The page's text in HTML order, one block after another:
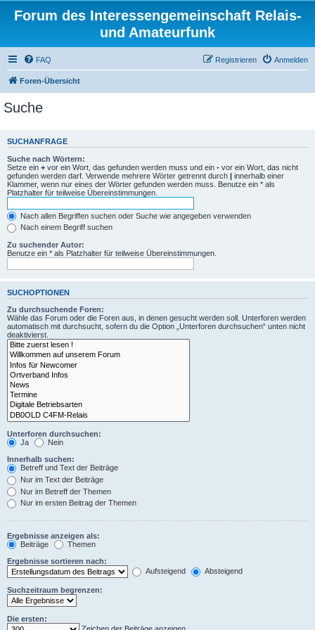
Forum des Interessengemeinschaft Relais-
und Amateurfunk
FAQ Anmelden
Registrieren
Foren-Übersicht
Suche
SUCHANFRAGE
Suche nach Wörtern:
Setze ein + vor ein Wort, das gefunden werden muss und ein - vor ein Wort, das nicht
gefunden werden darf. Verwende mehrere Wörter getrennt durch | innerhalb einer
Klammer, wenn nur eines der Wörter gefunden werden muss. Benutze ein * als
Platzhalter für teilweise Übereinstimmungen.
Nach allen Begriffen suchen oder Suche wie angegeben verwenden
Nach einem Begriff suchen
Zu suchender Autor:
Benutze ein * als Platzhalter für teilweise Übereinstimmungen.
SUCHOPTIONEN
Zu durchsuchende Foren:
Wähle das Forum oder die Foren aus, in denen gesucht werden soll. Unterforen werden
automatisch mit durchsucht, sofern du die Option „Unterforen durchsuchen“ unten nicht
deaktivierst.
Unterforen durchsuchen:
Ja
Nein
Innerhalb suchen:
Betreff und Text der Beiträge
Nur im Text der Beiträge
Nur im Betreff der Themen
Nur im ersten Beitrag der Themen
Ergebnisse anzeigen als:
Beiträge
Themen
Ergebnisse sortieren nach:
Aufsteigend
Absteigend
Suchzeitraum begrenzen:
Die ersten: